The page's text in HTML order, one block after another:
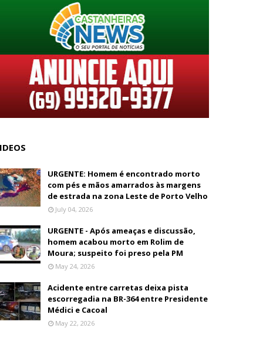
URGENTE: Homem é encontrado morto
com pés e mãos amarrados às margens
de estrada na zona Leste de Porto Velho
July 04, 2026
URGENTE - Após ameaças e discussão,
homem acabou morto em Rolim de
Moura; suspeito foi preso pela PM
May 24, 2026
Acidente entre carretas deixa pista
escorregadia na BR-364 entre Presidente
Médici e Cacoal
May 22, 2026